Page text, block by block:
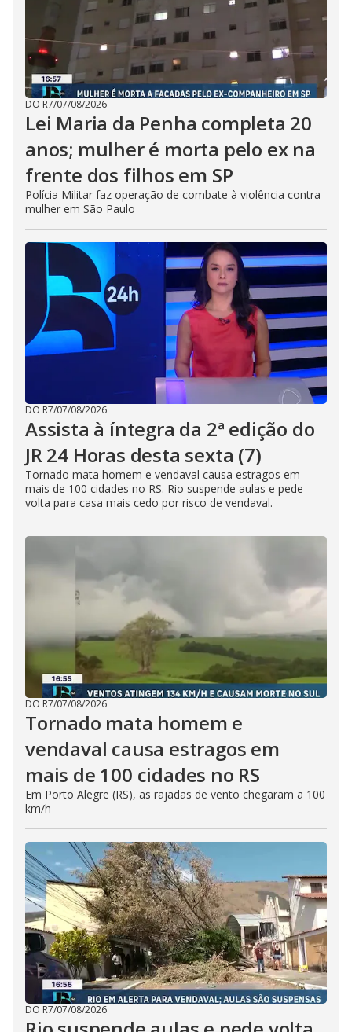
DO R7/07/08/2026
Lei Maria da Penha completa 20
anos; mulher é morta pelo ex na
frente dos filhos em SP
Polícia Militar faz operação de combate à violência contra
mulher em São Paulo
DO R7/07/08/2026
Assista à íntegra da 2ª edição do
JR 24 Horas desta sexta (7)
Tornado mata homem e vendaval causa estragos em
mais de 100 cidades no RS. Rio suspende aulas e pede
volta para casa mais cedo por risco de vendaval.
DO R7/07/08/2026
Tornado mata homem e
vendaval causa estragos em
mais de 100 cidades no RS
Em Porto Alegre (RS), as rajadas de vento chegaram a 100
km/h
DO R7/07/08/2026